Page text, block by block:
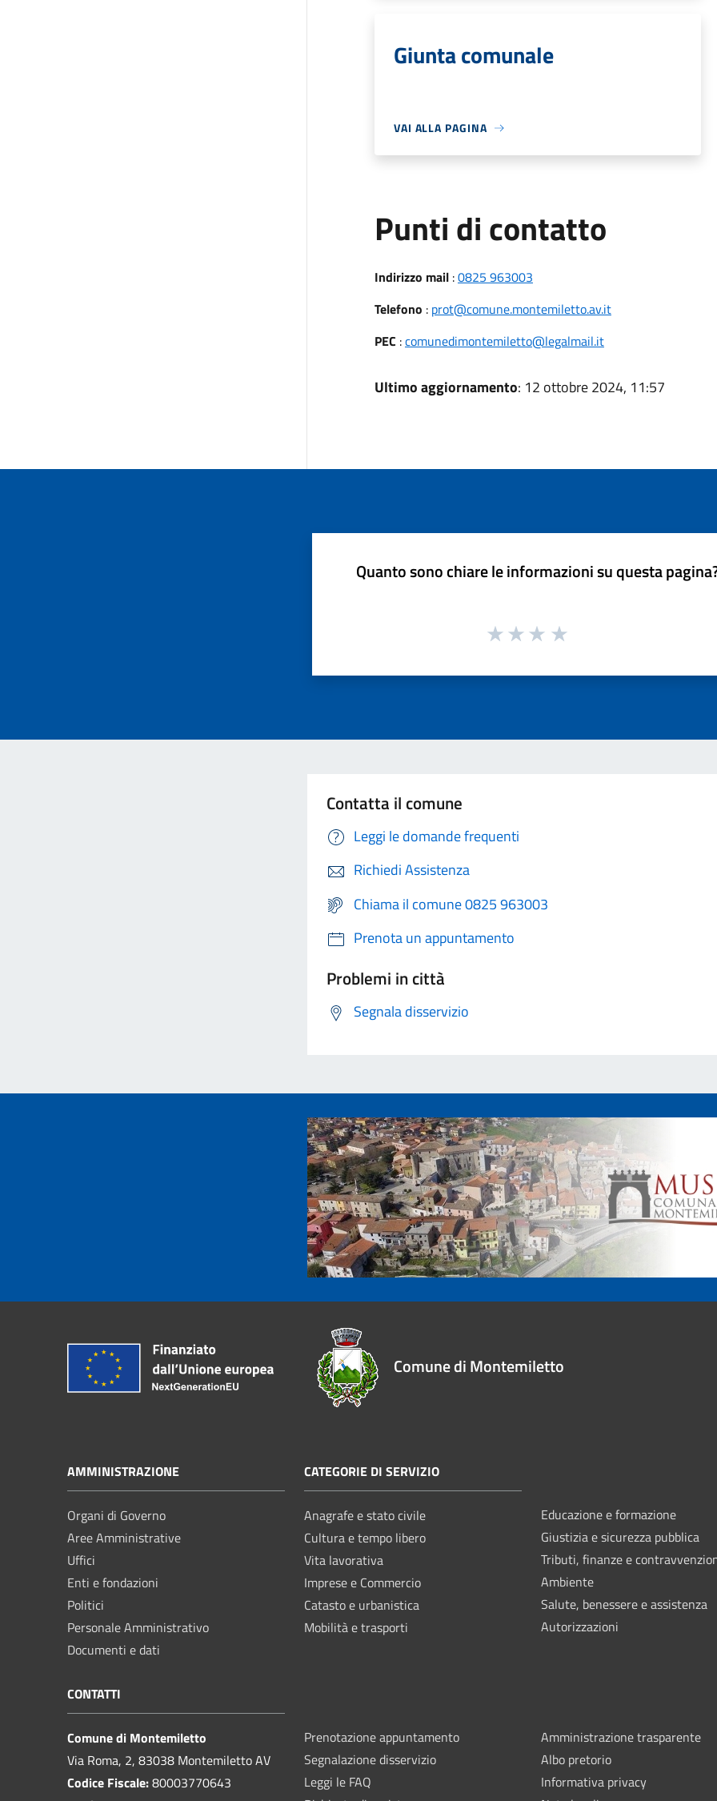
Giunta comunale
VAI ALLA PAGINA
Punti di contatto
Indirizzo mail:0825 963003
Telefono : prot@comune.montemiletto.av.it
PEC :comunedimontemiletto@legalmail.it
Ultimo aggiornamento: 12 ottobre 2024, 11:57
Quanto sono chiare le informazioni su questa
Contatta il comune
Leggi le domande frequenti
Richiedi Assistenza
Chiama il comune 0825 963003
Prenota un appuntamento
Problemi in città
Segnala disservizio
Comune di Montemiletto
AMMINISTRAZIONE
Organi di Governo
Aree Amministrative
Uffici
Enti e fondazioni
Politici
Personale Amministrativo
Documenti e dati
CATEGORIE DI SERVIZIO
Anagrafe e stato civile
Cultura e tempo libero
Vita lavorativa
Imprese e Commercio
Catasto e urbanistica
Mobilità e trasporti
Educazione e formazione
Giustizia e sicurezza pubblica
Tributi, finanze e
Ambiente
Salute, benessere e assistenza
Autorizzazioni
CONTATTI
Comune di Montemiletto
Via Roma, 2, 83038 Montemiletto AV
Codice Fiscale:80003770643
Prenotazione appuntamento
Segnalazione disservizio
Leggi le FAQ
Amministrazione trasparente
Albo pretorio
Informativa privacy